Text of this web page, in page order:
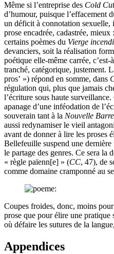
Même si l’entreprise des Cold
d’humour, puisque l’effacement
un déficit à connotation sexuelle,
prose encadrée, cadastrée, mieux
certains poèmes du Vierge
devanciers, soit la réalisation
poétique elle-même carrée,
tranché, catégorique, justement.
pros’ ») répond en somme, dans
régulation qui, plus que jamais
l’écriture sous haute
apanage d’une inféodation de
souverain tant à la Nouvelle
aussi redynamiser le vieil
avant de donner à lire les proses
Bellefeuille suspend une
le partage des genres. Ce sera la
« règle païenn[e] » (CC, 47), de
comme domaine cramponné au
Coupes froides, donc, moins
prose que pour élire une
où défaire les sutures de la
Appendices